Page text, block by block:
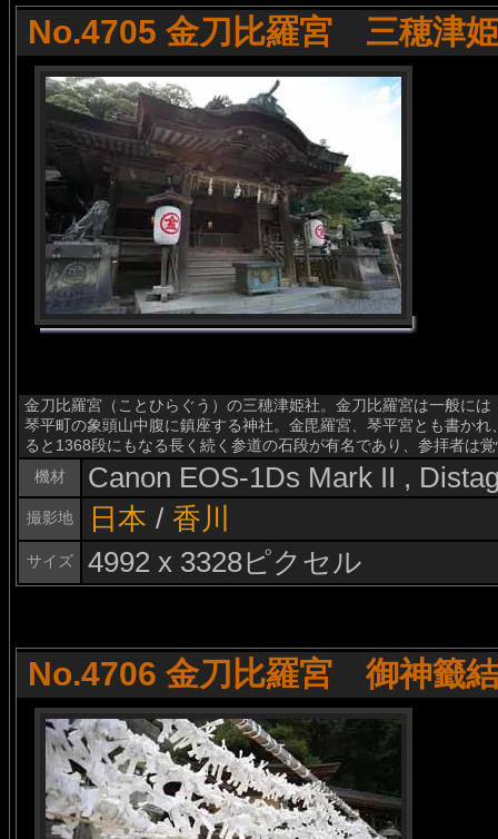
No.4705 金刀比羅宮 三穂津
金刀比羅宮（ことひらぐう）の三穂津姫社。金刀比羅宮は一般に
琴平町の象頭山中腹に鎮座する神社。金毘羅宮、琴平宮とも書か
ると1368段にもなる長く続く参道の石段が有名であり、参拝者は
機材
Canon EOS-1Ds Mark II ,
撮影地 日本 / 香川
サイズ 4992 x 3328ピクセル
No.4706 金刀比羅宮 御神籤